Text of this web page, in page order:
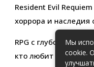
Resident Evil
хоррора и наследия
RPG с глубокой
кто любит свободу
Мы
cookie.